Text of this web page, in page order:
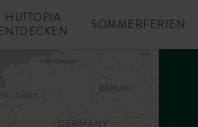
HUTTOPIA
ENTDECKEN
SOMMERFERIEN